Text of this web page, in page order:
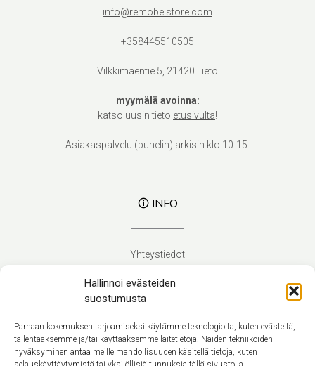
Hallinnoi evästeiden
suostumusta
Parhaan kokemuksen tarjoamiseksi käytämme teknologioita, kuten evästeitä,
tallentaaksemme ja/tai käyttääksemme laitetietoja. Näiden tekniikoiden
hyväksyminen antaa meille mahdollisuuden käsitellä tietoja, kuten
info@remobelstore.com
+358445510505
Vilkkimäentie 5, 21420 Lieto
myymälä avoinna:
katso uusin tieto etusivulta!
Asiakaspalvelu (puhelin) arkisin klo 10-15.
🛈 INFO
Yhteystiedot
Toimitusehdot
Tietosuojaseloste